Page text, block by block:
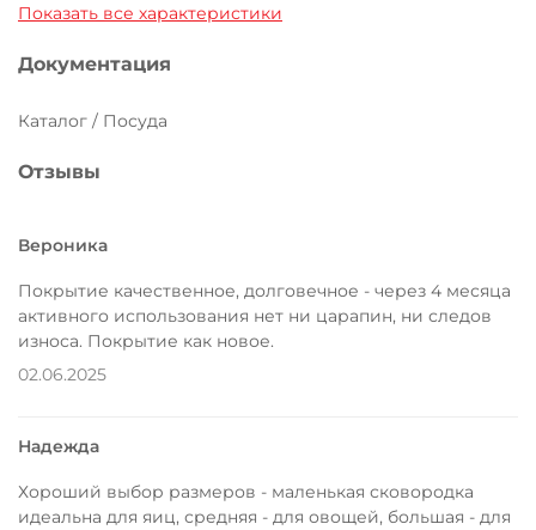
Показать все характеристики
Документация
Каталог / Посуда
Отзывы
Вероника
Покрытие качественное, долговечное - через 4 месяца
активного использования нет ни царапин, ни следов
износа. Покрытие как новое.
02.06.2025
Надежда
Хороший выбор размеров - маленькая сковородка
идеальна для яиц, средняя - для овощей, большая - для